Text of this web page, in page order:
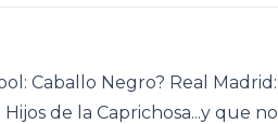
Caballo Negro? Real Madrid:
de la Caprichosa...y que no